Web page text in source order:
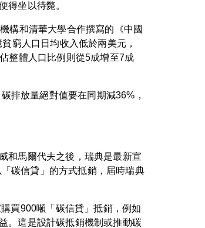
得坐以待斃。
構和清華大學合作撰寫的《中國
窮人口日均收入低於兩美元，
整體人口比例則從5成增至7成
排放量絕對值要在同期減36%，
和馬爾代夫之後，瑞典是最新宣
碳信貸」的方式抵銷，屆時瑞典
買900噸「碳信貸」抵銷，例如
。這是設計碳抵銷機制或推動碳